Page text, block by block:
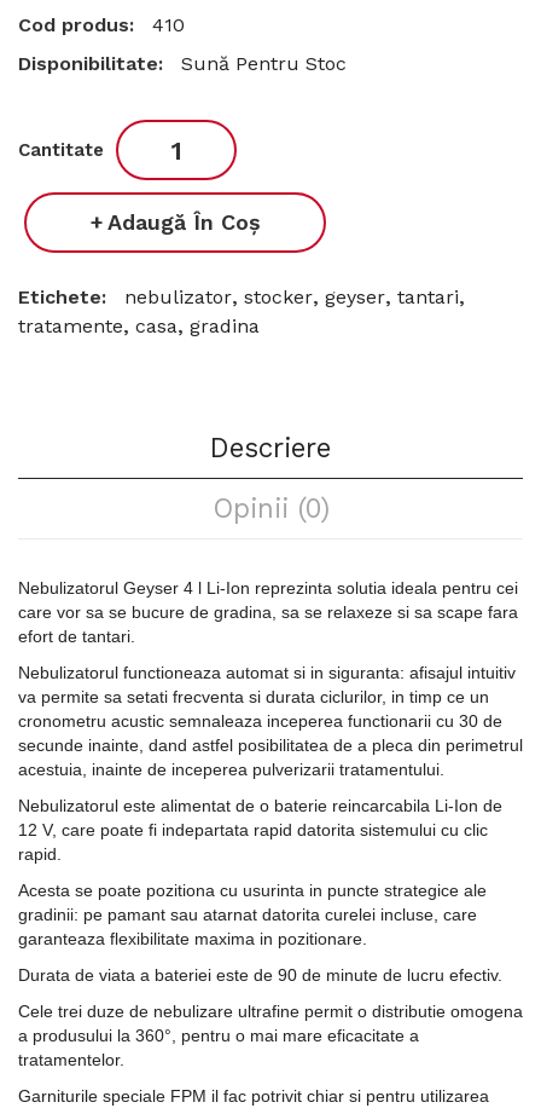
Cod produs:
410
Disponibilitate:
Sună Pentru Stoc
Cantitate
Adaugă În Coş
Etichete: nebulizator, stocker, geyser, tantari,
tratamente, casa, gradina
Descriere
Opinii (0)
Nebulizatorul Geyser 4 l Li-Ion reprezinta solutia ideala pentru cei
care vor sa se bucure de gradina, sa se relaxeze si sa scape fara
efort de tantari.
Nebulizatorul functioneaza automat si in siguranta: afisajul intuitiv
va permite sa setati frecventa si durata ciclurilor, in timp ce un
cronometru acustic semnaleaza inceperea functionarii cu 30 de
secunde inainte, dand astfel posibilitatea de a pleca din perimetrul
acestuia, inainte de inceperea pulverizarii tratamentului.
Nebulizatorul este alimentat de o baterie reincarcabila Li-Ion de
12 V, care poate fi indepartata rapid datorita sistemului cu clic
rapid.
Acesta se poate pozitiona cu usurinta in puncte strategice ale
gradinii: pe pamant sau atarnat datorita curelei incluse, care
garanteaza flexibilitate maxima in pozitionare.
Durata de viata a bateriei este de 90 de minute de lucru efectiv.
Cele trei duze de nebulizare ultrafine permit o distributie omogena
a produsului la 360°, pentru o mai mare eficacitate a
tratamentelor.
Garniturile speciale FPM il fac potrivit chiar si pentru utilizarea